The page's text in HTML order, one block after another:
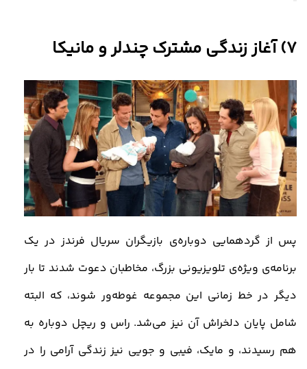
7) آغاز زندگی مشترک چندلر و مانیکا
پس از گردهمایی دوباره‌ی بازیگران سریال فرندز در یک
برنامه‌ی ویژه‌ی تلویزیونی بزرگ، مخاطبان دعوت شدند تا بار
دیگر در خط زمانی این مجموعه غوطه‌ور شوند، که البته
شامل پایان دلخراش آن نیز می‌شد. راس و ریچل دوباره به
هم رسیدند، و مایک، فیبی و جویی نیز زندگی آرامی را در